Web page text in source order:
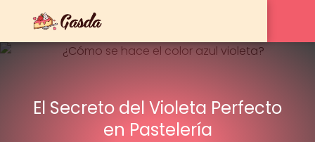
El Secreto del Violeta Perfecto
en Pastelería